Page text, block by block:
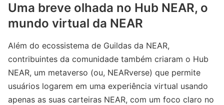
Uma breve olhada no Hub NEAR, o
mundo virtual da NEAR
Além do ecossistema de Guildas da NEAR,
contribuintes da comunidade também criaram o Hub
NEAR, um metaverso (ou, NEARverse) que permite
usuários logarem em uma experiência virtual usando
apenas as suas carteiras NEAR, com um foco claro no